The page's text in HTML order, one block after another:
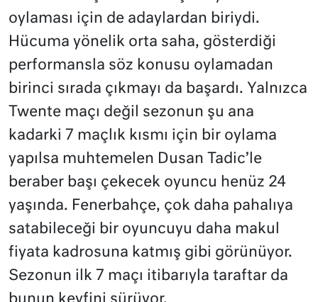
oylaması için de adaylardan biriydi.
Hücuma yönelik orta saha, gösterdiği
performansla söz konusu oylamadan
birinci sırada çıkmayı da başardı. Yalnızca
Twente maçı değil sezonun şu ana
kadarki 7 maçlık kısmı için bir oylama
yapılsa muhtemelen Dusan Tadic’le
beraber başı çekecek oyuncu henüz 24
yaşında. Fenerbahçe, çok daha pahalıya
satabileceği bir oyuncuyu daha makul
fiyata kadrosuna katmış gibi görünüyor.
Sezonun ilk 7 maçı itibarıyla taraftar da